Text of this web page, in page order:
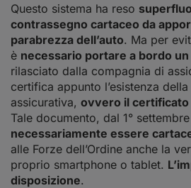
Questo sistema ha reso
contrassegno cartaceo da
parabrezza dell’auto. Ma per
è necessario portare a bordo
rilasciato dalla compagnia di
certifica appunto l’esistenza
assicurativa, ovvero il certificato
Tale documento, dal 1°
necessariamente essere
alle Forze dell’Ordine anche la
proprio smartphone o tablet.
disposizione.